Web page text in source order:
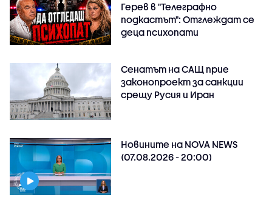
Герев в "Телеграфно
подкастът": Отглеждат се
деца психопати
Сенатът на САЩ прие
законопроект за санкции
срещу Русия и Иран
Новините на NOVA NEWS
(07.08.2026 - 20:00)